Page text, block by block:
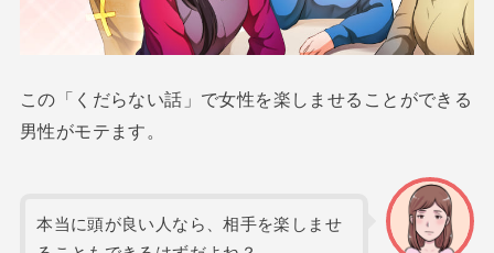
この「くだらない話」で女性を楽しませることができる
男性がモテます。
本当に頭が良い人なら、相手を楽しませ